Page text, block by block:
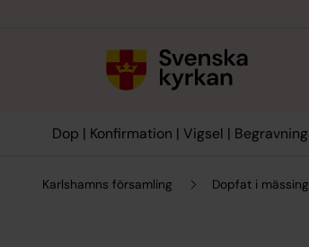
Dop | Konfirmation | Vigsel | Begravning
Karlshamns församling Dopfat i mässing